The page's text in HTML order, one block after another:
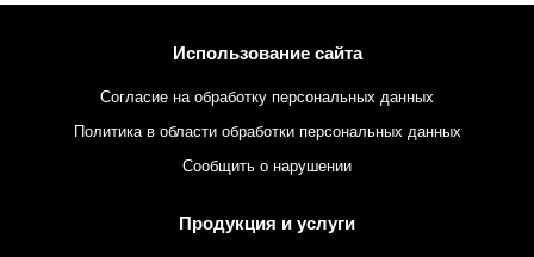
Использование сайта
Согласие на обработку персональных данных
Политика в области обработки персональных данных
Сообщить о нарушении
Продукция и услуги